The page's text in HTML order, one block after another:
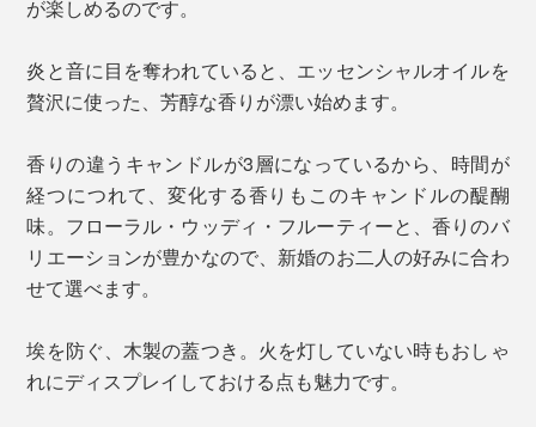
が楽しめるのです。
炎と音に目を奪われていると、エッセンシャルオイルを
贅沢に使った、芳醇な香りが漂い始めます。
香りの違うキャンドルが3層になっているから、時間が
経つにつれて、変化する香りもこのキャンドルの醍醐
味。フローラル・ウッディ・フルーティーと、香りのバ
リエーションが豊かなので、新婚のお二人の好みに合わ
せて選べます。
埃を防ぐ、木製の蓋つき。火を灯していない時もおしゃ
れにディスプレイしておける点も魅力です。